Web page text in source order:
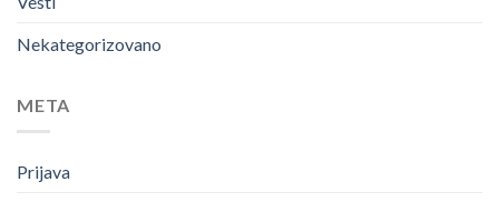
Nekategorizovano
META
Prijava